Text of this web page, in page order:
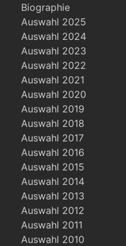
Biographie
Auswahl 2025
Auswahl 2024
Auswahl 2023
Auswahl 2022
Auswahl 2021
Auswahl 2020
Auswahl 2019
Auswahl 2018
Auswahl 2017
Auswahl 2016
Auswahl 2015
Auswahl 2014
Auswahl 2013
Auswahl 2012
Auswahl 2011
Auswahl 2010